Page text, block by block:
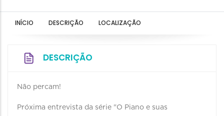
INÍCIO DESCRIÇÃO LOCALIZAÇÃO
DESCRIÇÃO
Não percam!
Próxima entrevista da série "O Piano e suas